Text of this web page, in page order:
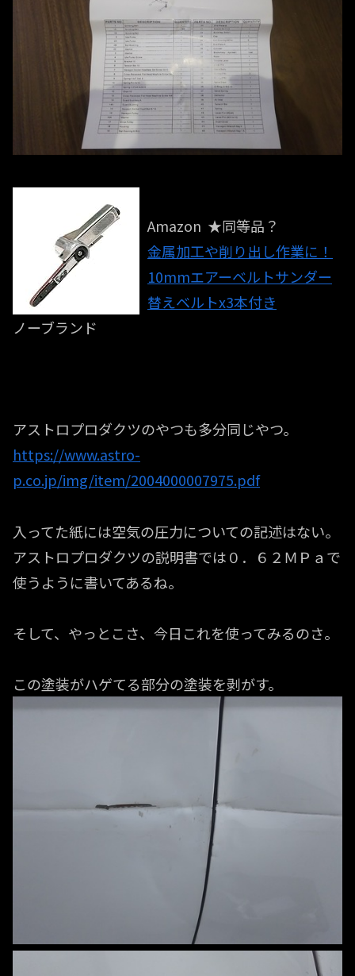
Amazon ★同等品？
金属加工や削り出し作業に！
10mmエアーベルトサンダー
替えベルトx3本付き
ノーブランド
アストロプロダクツのやつも多分同じやつ。
https://www.astro-
p.co.jp/img/item/2004000007975.pdf
入ってた紙には空気の圧力についての記述はない。
アストロプロダクツの説明書では０．６２ＭＰａで
使うように書いてあるね。
そして、やっとこさ、今日これを使ってみるのさ。
この塗装がハゲてる部分の塗装を剥がす。